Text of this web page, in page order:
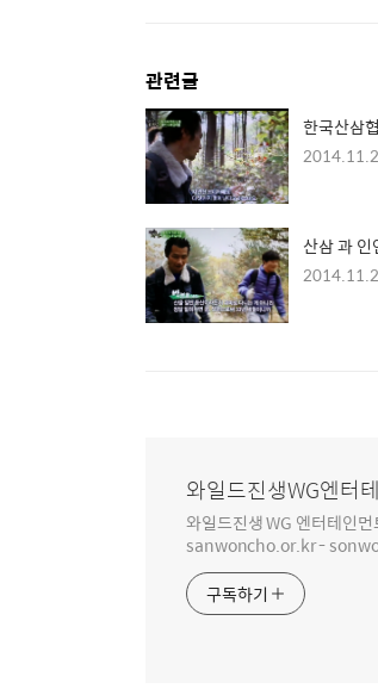
관련글
한국산삼
산삼 과
와일드진생WG엔
와일드진생 WG 엔터테인
sanwoncho.or.kr -
구독하기